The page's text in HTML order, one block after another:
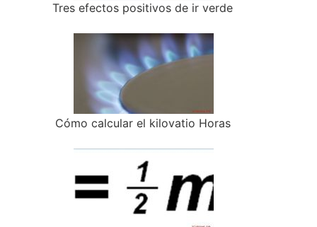
Tres efectos positivos de ir verde
Cómo calcular el kilovatio Horas